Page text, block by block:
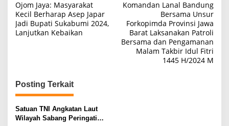
a
v
s
i
p
Ojom Jaya: Masyarakat
Kecil Berharap Asep Japar
Jadi Bupati Sukabumi 2024,
Lanjutkan Kebaikan
Komandan Lanal Bandung
Bersama Unsur
Forkopimda Provinsi Jawa
Barat Laksanakan Patroli
Bersama dan Pengamanan
Malam Takbir Idul Fitri
1445 H/2024 M
Posting Terkait
Satuan TNI Angkatan Laut
Wilayah Sabang Peringati